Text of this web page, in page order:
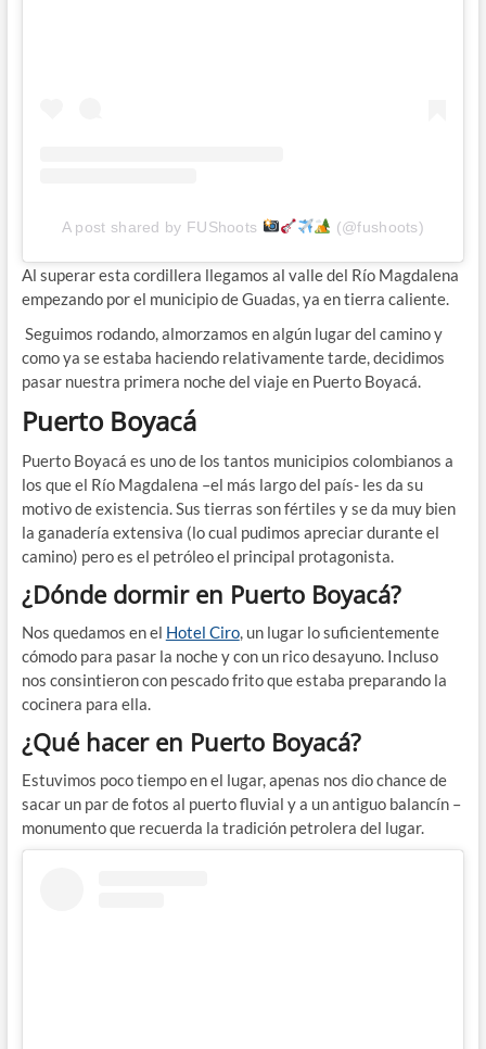
A post shared by FUShoots (@fushoots)
Al superar esta cordillera llegamos al valle del Río Magdalena
empezando por el municipio de Guadas, ya en tierra caliente.
Seguimos rodando, almorzamos en algún lugar del camino y
como ya se estaba haciendo relativamente tarde, decidimos
pasar nuestra primera noche del viaje en Puerto Boyacá.
Puerto Boyacá
Puerto Boyacá es uno de los tantos municipios colombianos a
los que el Río Magdalena –el más largo del país- les da su
motivo de existencia. Sus tierras son fértiles y se da muy bien
la ganadería extensiva (lo cual pudimos apreciar durante el
camino) pero es el petróleo el principal protagonista.
¿Dónde dormir en Puerto Boyacá?
Nos quedamos en el Hotel Ciro, un lugar lo suficientemente
cómodo para pasar la noche y con un rico desayuno. Incluso
nos consintieron con pescado frito que estaba preparando la
cocinera para ella.
¿Qué hacer en Puerto Boyacá?
Estuvimos poco tiempo en el lugar, apenas nos dio chance de
sacar un par de fotos al puerto fluvial y a un antiguo balancín –
monumento que recuerda la tradición petrolera del lugar.